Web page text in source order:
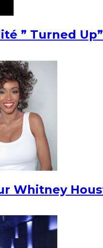
” Turned
Whitney